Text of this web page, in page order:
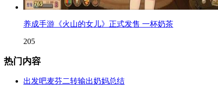
养成手游《火山的女儿》正式发售 一杯奶茶
205
热门内容
出发吧麦芬二转输出奶妈总结